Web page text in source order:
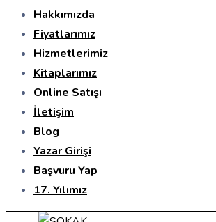
Hakkımızda
Fiyatlarımız
Hizmetlerimiz
Kitaplarımız
Online Satışı
İletişim
Blog
Yazar Girişi
Başvuru Yap
17. Yılımız